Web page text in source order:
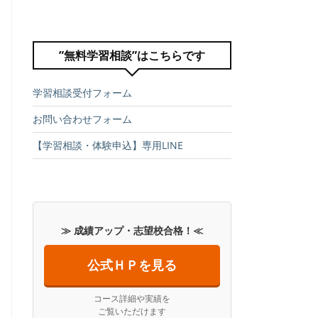
”無料学習相談”はこちらです
学習相談受付フォーム
お問い合わせフォーム
【学習相談・体験申込】専用LINE
≫ 成績アップ・志望校合格！≪
公式ＨＰを見る
コース詳細や実績を
ご覧いただけます